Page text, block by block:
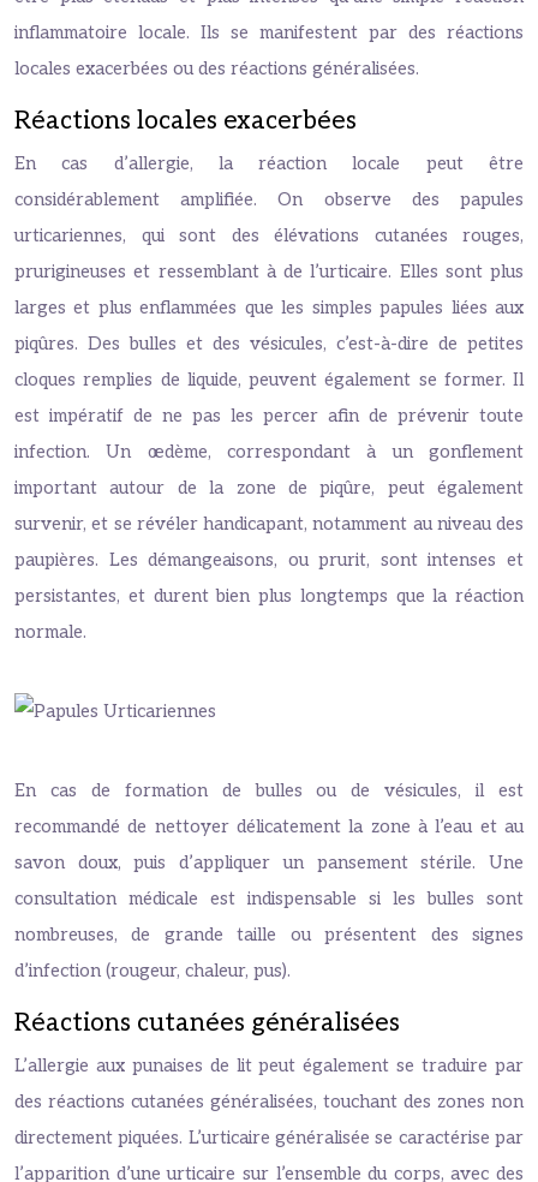
inflammatoire locale. Ils se manifestent par des réactions
locales exacerbées ou des réactions généralisées.
Réactions locales exacerbées
En cas d’allergie, la réaction locale peut être
considérablement amplifiée. On observe des papules
urticariennes, qui sont des élévations cutanées rouges,
prurigineuses et ressemblant à de l’urticaire. Elles sont plus
larges et plus enflammées que les simples papules liées aux
piqûres. Des bulles et des vésicules, c’est-à-dire de petites
cloques remplies de liquide, peuvent également se former. Il
est impératif de ne pas les percer afin de prévenir toute
infection. Un œdème, correspondant à un gonflement
important autour de la zone de piqûre, peut également
survenir, et se révéler handicapant, notamment au niveau des
paupières. Les démangeaisons, ou prurit, sont intenses et
persistantes, et durent bien plus longtemps que la réaction
normale.
En cas de formation de bulles ou de vésicules, il est
recommandé de nettoyer délicatement la zone à l’eau et au
savon doux, puis d’appliquer un pansement stérile. Une
consultation médicale est indispensable si les bulles sont
nombreuses, de grande taille ou présentent des signes
d’infection (rougeur, chaleur, pus).
Réactions cutanées généralisées
L’allergie aux punaises de lit peut également se traduire par
des réactions cutanées généralisées, touchant des zones non
directement piquées. L’urticaire généralisée se caractérise par
l’apparition d’une urticaire sur l’ensemble du corps, avec des